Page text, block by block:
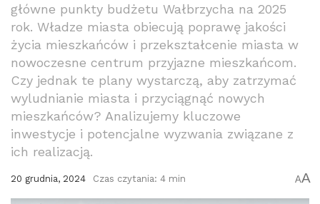
główne punkty budżetu Wałbrzycha na 2025
rok. Władze miasta obiecują poprawę jakości
życia mieszkańców i przekształcenie miasta w
nowoczesne centrum przyjazne mieszkańcom.
Czy jednak te plany wystarczą, aby zatrzymać
wyludnianie miasta i przyciągnąć nowych
mieszkańców? Analizujemy kluczowe
inwestycje i potencjalne wyzwania związane z
ich realizacją.
20 grudnia, 2024 Czas czytania: 4 min AA